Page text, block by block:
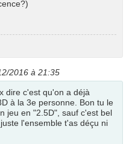
2016 à 21:35
dire c'est qu'on a déjà
à la 3e personne. Bon tu le
jeu en "2.5D", sauf c'est bel
l'ensemble t'as déçu ni